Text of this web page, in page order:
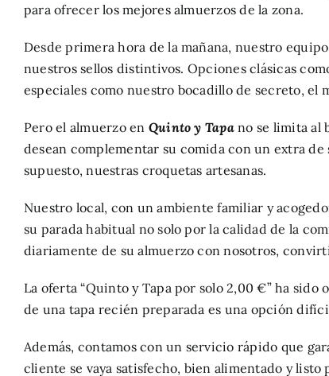
para ofrecer los mejores almuerzos de la zona.
Desde primera hora de la mañana, nuestro
nuestros sellos distintivos. Opciones clásicas
especiales como nuestro bocadillo de secreto, el
Pero el almuerzo en Quinto y Tapano se limita al
desean complementar su comida con un extra de
supuesto, nuestras croquetas artesanas.
Nuestro local, con un ambiente familiar y
su parada habitual no solo por la calidad de la
diariamente de su almuerzo con nosotros,
La oferta “Quinto y Tapa por solo 2,00 €” ha
de una tapa recién preparada es una opción
Además, contamos con un servicio rápido que
cliente se vaya satisfecho, bien alimentado y